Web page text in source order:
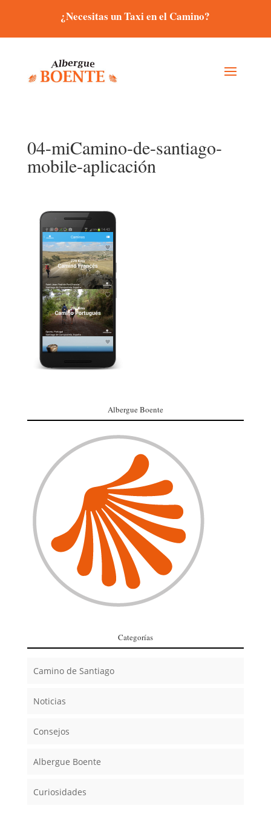
¿Necesitas un Taxi en el Camino?
04-miCamino-de-santiago-
mobile-aplicación
Albergue Boente
Categorías
Camino de Santiago
Noticias
Consejos
Albergue Boente
Curiosidades